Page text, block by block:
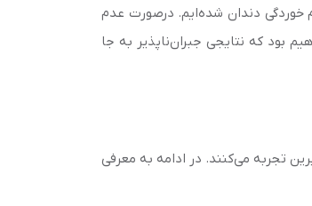
خوردگی دندان شده‌ایم. درصورت عدم
بود که نتایجی جبران‌ناپذیر به جا
تجربه می‌کنند. در ادامه به معرفی